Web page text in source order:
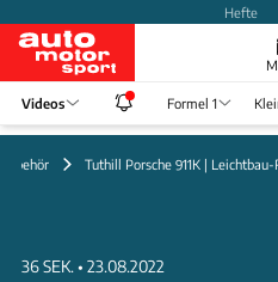
Hefte
Videos Formel 1
Tuthill Porsche 911K |
36 SEK. • 23.08.2022